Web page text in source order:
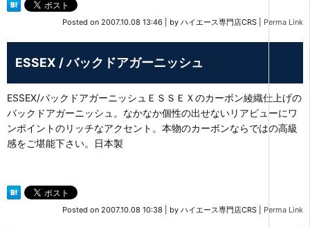
Posted on 2007.10.08 13:46 by ハイエース専門店CRS Perma Link
ESSEX / バックドアガーニッシュ
ESSEX/バックドアガーニッシュＥＳＳＥＸのカーボン綾織仕上げの
バックドアガーニッシュ。なかなか個性の出せないリアビューにワ
ンポイントのリッチなアクセント。本物のカーボンならではの高級
感をご堪能下さい。日本製
Posted on 2007.10.08 10:38 by ハイエース専門店CRS Perma Link